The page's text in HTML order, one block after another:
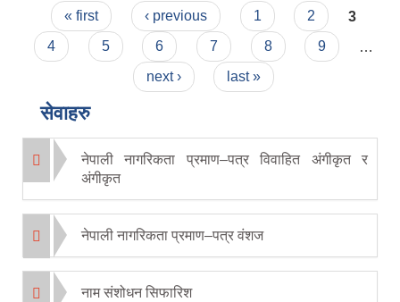
Pages
« first ‹ previous 1 2
3
4
5 6 7 8 9
next ›
last »
सेवाहरु
नेपाली नागरिकता प्रमाण–पत्र विवाहित अंगीकृत र
अंगीकृत
नेपाली नागरिकता प्रमाण–पत्र वंशज
नाम संशोधन सिफारिश